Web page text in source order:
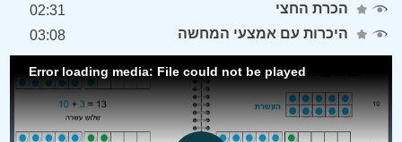
הכרת החצי
02:31
היכרות עם אמצעי המחשה
03:08
Error loading media: File could not be played